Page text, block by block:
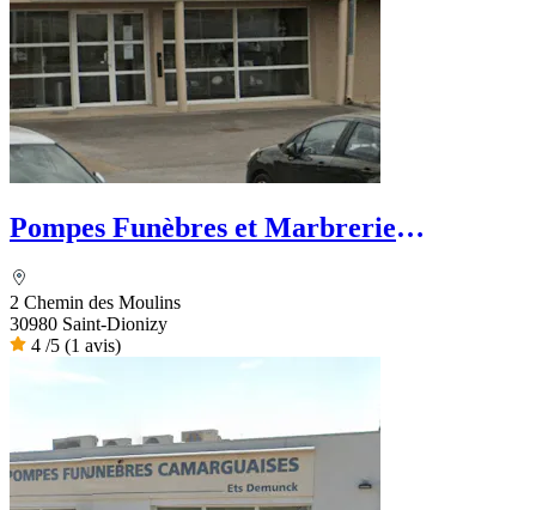
Pompes Funèbres et Marbrerie
2 Chemin des Moulins
30980 Saint-Dionizy
4 /5 (1 avis)